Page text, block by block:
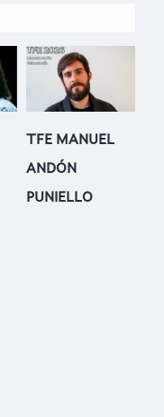
TFE MANUEL
ANDÓN
PUNIELLO